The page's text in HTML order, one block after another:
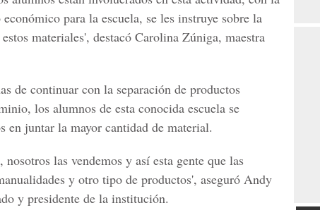
para la escuela, se les instruye sobre la
materiales', destacó Carolina Zúniga, maestra
de continuar con la separación de productos
los alumnos de esta conocida escuela se
en juntar la mayor cantidad de material.
las vendemos y así esta gente que las
y otro tipo de productos', aseguró Andy
y presidente de la institución.